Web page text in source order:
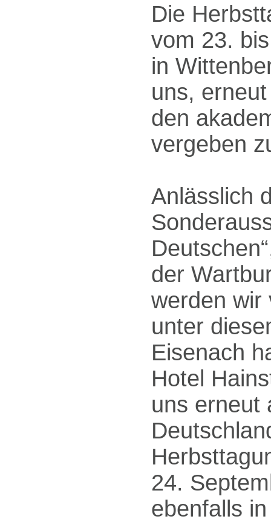
Die
vom 23.
in
uns,
den
vergeben
Anlässlich
der
werden wir
unter
Eisenach
Hotel
uns erneut
24.
ebenfalls